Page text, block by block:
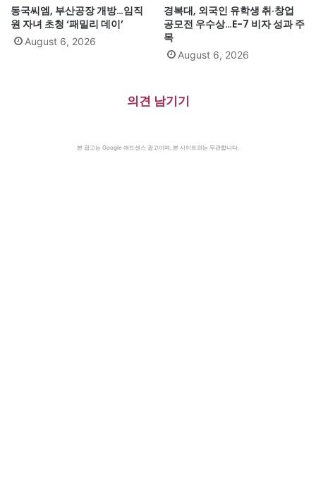
동국씨엠, 부산공장 개방…임직
원 자녀 초청 ‘패밀리 데이’
August 6, 2026
경복대, 외국인 유학생 취·창업
공모전 우수상…E-7 비자 성과 주
목
August 6, 2026
의견 남기기
본 광고는 Google 애드센스 광고이며, 본 사이트와는 무관합니다.